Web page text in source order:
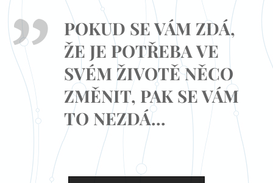
POKUD SE VÁM ZDÁ,
ŽE JE POTŘEBA VE
SVÉM ŽIVOTĚ NĚCO
ZMĚNIT, PAK SE VÁM
TO NEZDÁ...